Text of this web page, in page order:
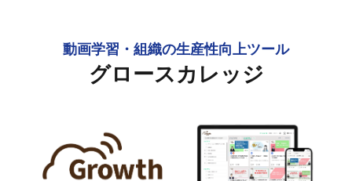
動画学習・組織の生産性向上ツール
グロースカレッジ